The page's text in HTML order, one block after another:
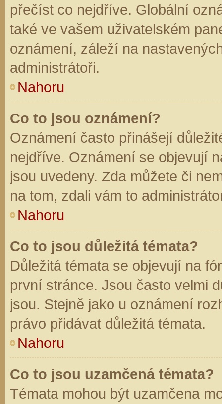
přečíst co nejdříve. Globální
také ve vašem uživatelském
oznámení, záleží na
administrátoři.
Nahoru
Co to jsou oznámení?
Oznámení často přinášejí
nejdříve. Oznámení se objevují
jsou uvedeny. Zda můžete či
na tom, zdali vám to
Nahoru
Co to jsou důležitá témata?
Důležitá témata se objevují na
první stránce. Jsou často velmi
jsou. Stejně jako u oznámení
právo přidávat důležitá témata.
Nahoru
Co to jsou uzamčená témata?
Témata mohou být uzamčena